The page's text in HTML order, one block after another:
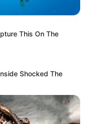
This On The
Shocked The